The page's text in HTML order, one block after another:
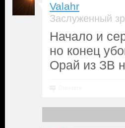
Valahr
Заслуженный
Начало и
но конец
Орай из ЗВ